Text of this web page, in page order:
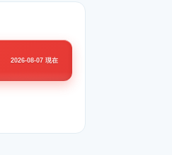
2026-08-07 現在